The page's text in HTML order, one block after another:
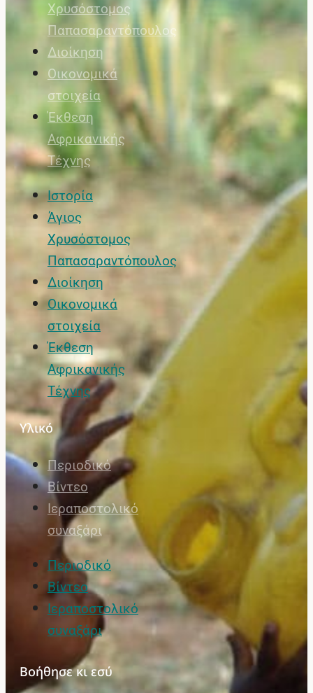
Χρυσόστομος
Παπασαραντόπουλος
Διοίκηση
Οικονομικά
στοιχεία
Έκθεση
Αφρικανικής
Τέχνης
Ιστορία
Άγιος
Χρυσόστομος
Παπασαραντόπουλος
Διοίκηση
Οικονομικά
στοιχεία
Έκθεση
Αφρικανικής
Τέχνης
Υλικό
Περιοδικό
Βίντεο
Ιεραποστολικό
συναξάρι
Περιοδικό
Βίντεο
Ιεραποστολικό
συναξάρι
Βοήθησε κι εσύ